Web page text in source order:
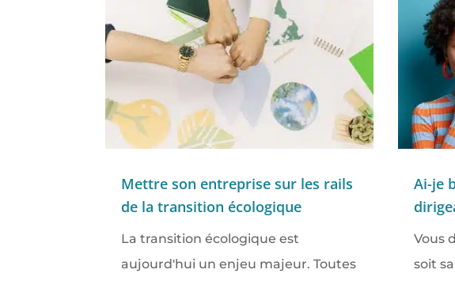
Mettre son entreprise sur les rails
de la transition écologique
La transition écologique est
aujourd'hui un enjeu majeur. Toutes
Ai-je
Vous
soit